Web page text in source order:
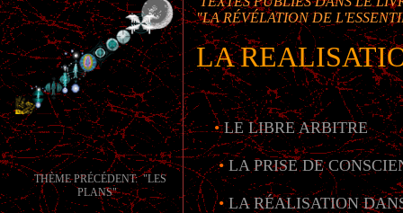
THÈME PRÉCÉDENT: "LES
PLANS"
"LA RÉVÉLATION DE
LA
•LE LIBRE ARBITRE
•LA PRISE DE
•LA RÉALISATION